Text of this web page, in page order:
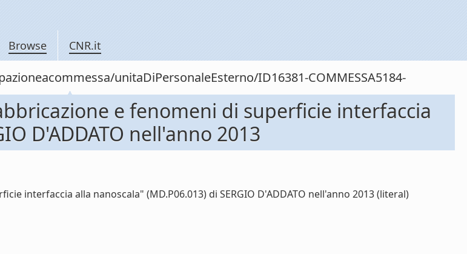
Browse CNR.it
unitaDiPersonaleEsterno/ID16381-COMMESSA5184-
e fenomeni di superficie interfaccia
D'ADDATO nell'anno 2013
interfaccia alla nanoscala" (MD.P06.013) di SERGIO D'ADDATO nell'anno 2013 (literal)